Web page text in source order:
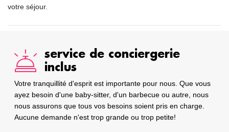
votre séjour.
service de conciergerie
inclus
Votre tranquillité d'esprit est importante pour nous. Que vous
ayez besoin d'une baby-sitter, d'un barbecue ou autre, nous
nous assurons que tous vos besoins soient pris en charge.
Aucune demande n'est trop grande ou trop petite!